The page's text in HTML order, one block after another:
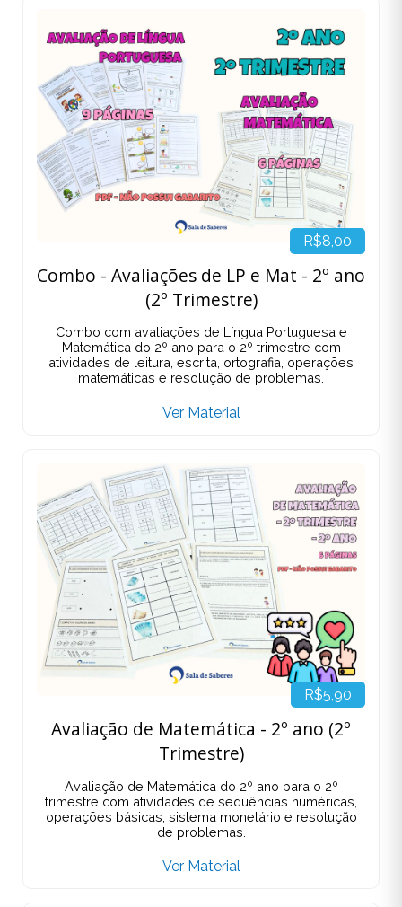
R$8,00
Combo - Avaliações de LP e Mat - 2º ano
(2º Trimestre)
Combo com avaliações de Língua Portuguesa e
Matemática do 2º ano para o 2º trimestre com
atividades de leitura, escrita, ortografia, operações
matemáticas e resolução de problemas.
Ver Material
R$5,90
Avaliação de Matemática - 2º ano (2º
Trimestre)
Avaliação de Matemática do 2º ano para o 2º
trimestre com atividades de sequências numéricas,
operações básicas, sistema monetário e resolução
de problemas.
Ver Material